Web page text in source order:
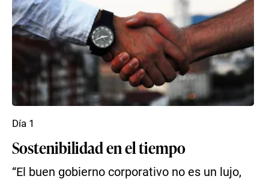
Sostenibilidad en el tiempo
“El buen gobierno corporativo no es un lujo,
Día 1